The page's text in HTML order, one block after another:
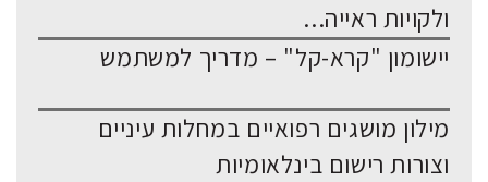
ולקויות ראייה...
יישומון "קרא-קל" – מדריך למשתמש
מילון מושגים רפואיים במחלות עיניים
וצורות רישום בינלאומיות